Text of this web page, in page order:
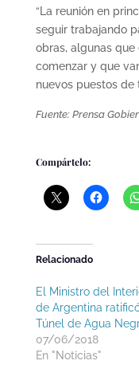
“La reunión en
seguir trabajando
obras, algunas
comenzar y que
nuevos puestos de
Fuente: Prensa
Compártelo:
Relacionado
El Ministro del
de Argentina
Túnel de Agua
07/06/2018
En "Noticias"